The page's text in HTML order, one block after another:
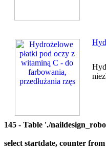
145 - Table './
select startdate, counter